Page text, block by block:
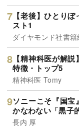
【老後】ひとり
スト1
ダイヤモンド社書籍
【精神科医が解
特徴・トップ5
精神科医 Tomy
ソニーこそ『国
かなわない「黒子
長内 厚